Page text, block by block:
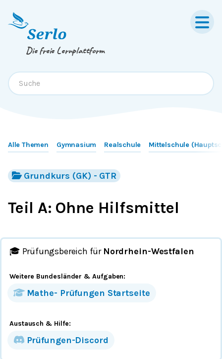
Springe zum
Die freie Lernplattform
Alle Themen Gymnasium Realschule Mittelschule
Grundkurs (GK) - GTR
Teil A: Ohne Hilfsmittel
🎓 Prüfungsbereich für Nordrhein-Westfalen
Weitere Bundesländer & Aufgaben:
Mathe- Prüfungen Startseite
Austausch & Hilfe:
Prüfungen-Discord